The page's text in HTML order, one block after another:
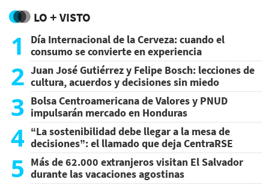
LO + VISTO
1
Día Internacional de la Cerveza: cuando el
consumo se convierte en experiencia
2 Juan José Gutiérrez y Felipe Bosch: lecciones de
cultura, acuerdos y decisiones sin miedo
3 Bolsa Centroamericana de Valores y PNUD
impulsarán mercado en Honduras
4 “La sostenibilidad debe llegar a la mesa de
decisiones”: el llamado que deja CentraRSE
5 Más de 62.000 extranjeros visitan El Salvador
durante las vacaciones agostinas